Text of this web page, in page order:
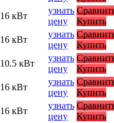
16 кВт
узнать
цену
Купить
16 кВт
узнать
цену
Купить
10.5 кВт
узнать
цену
Купить
16 кВт
узнать
цену
Купить
16 кВт
узнать
цену
Купить